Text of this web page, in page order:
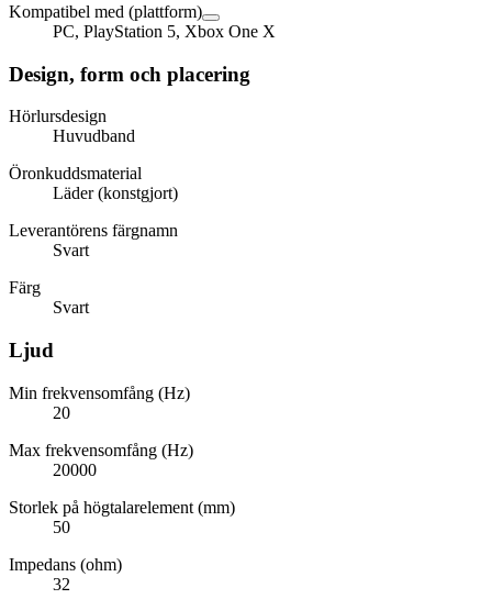
Kompatibel med (plattform)
PC, PlayStation 5, Xbox One X
Design, form och placering
Hörlursdesign
Huvudband
Öronkuddsmaterial
Läder (konstgjort)
Leverantörens färgnamn
Svart
Färg
Svart
Ljud
Min frekvensomfång (Hz)
20
Max frekvensomfång (Hz)
20000
Storlek på högtalarelement (mm)
50
Impedans (ohm)
32